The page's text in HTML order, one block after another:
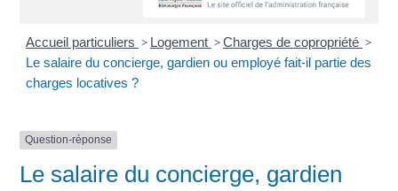
Accueil particuliers > Logement >Charges de copropriété >
Le salaire du concierge, gardien ou employé fait-il partie des
charges locatives ?
Question-réponse
Le salaire du concierge, gardien